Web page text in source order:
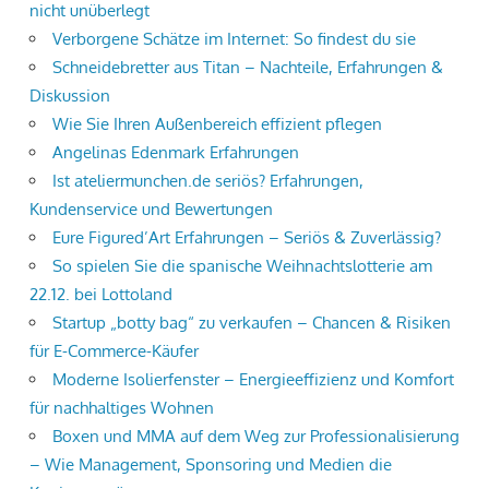
nicht unüberlegt
Verborgene Schätze im Internet: So findest du sie
Schneidebretter aus Titan – Nachteile, Erfahrungen &
Diskussion
Wie Sie Ihren Außenbereich effizient pflegen
Angelinas Edenmark Erfahrungen
Ist ateliermunchen.de seriös? Erfahrungen,
Kundenservice und Bewertungen
Eure Figured’Art Erfahrungen – Seriös & Zuverlässig?
So spielen Sie die spanische Weihnachtslotterie am
22.12. bei Lottoland
Startup „botty bag“ zu verkaufen – Chancen & Risiken
für E-Commerce-Käufer
Moderne Isolierfenster – Energieeffizienz und Komfort
für nachhaltiges Wohnen
Boxen und MMA auf dem Weg zur Professionalisierung
– Wie Management, Sponsoring und Medien die